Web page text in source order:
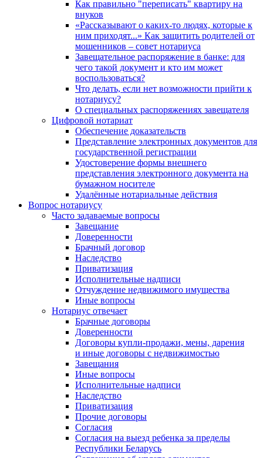
Как правильно "переписать" квартиру на
внуков
«Рассказывают о каких-то людях, которые к
ним приходят...» Как защитить родителей от
мошенников – совет нотариуса
Завещательное распоряжение в банке: для
чего такой документ и кто им может
воспользоваться?
Что делать, если нет возможности прийти к
нотариусу?
О специальных распоряжениях завещателя
Цифровой нотариат
Обеспечение доказательств
Представление электронных документов для
государственной регистрации
Удостоверение формы внешнего
представления электронного документа на
бумажном носителе
Удалённые нотариальные действия
Вопрос нотариусу
Часто задаваемые вопросы
Завещание
Доверенности
Брачный договор
Наследство
Приватизация
Исполнительные надписи
Отчуждение недвижимого имущества
Иные вопросы
Нотариус отвечает
Брачные договоры
Доверенности
Договоры купли-продажи, мены, дарения
и иные договоры с недвижимостью
Завещания
Иные вопросы
Исполнительные надписи
Наследство
Приватизация
Прочие договоры
Согласия
Согласия на выезд ребенка за пределы
Республики Беларусь